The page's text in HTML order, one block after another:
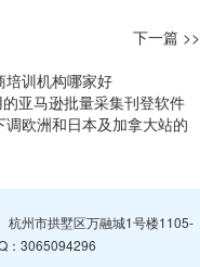
下一篇 >>
培训机构哪家好
亚马逊批量采集刊登软件
欧洲和日本及加拿大站的
杭州市拱墅区万融城1号楼1105-
： 3065094296